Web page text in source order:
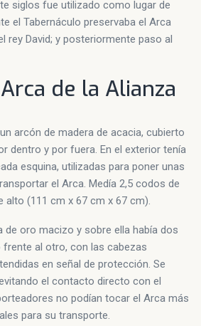
siglos fue utilizado como lugar de
el Tabernáculo preservaba el Arca
rey David; y posteriormente paso al
de la Alianza
arcón de madera de acacia, cubierto
dentro y por fuera. En el exterior tenía
esquina, utilizadas para poner unas
el Arca. Medía 2,5 codos de
alto (111 cm x 67 cm x 67 cm).
de oro macizo y sobre ella había dos
frente al otro, con las cabezas
en señal de protección. Se
el contacto directo con el
no podían tocar el Arca más
para su transporte.